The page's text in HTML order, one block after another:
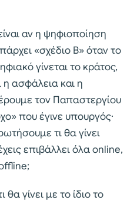
αν η ψηφιοποίηση
«σχέδιο Β» όταν το
γίνεται το κράτος,
η ασφάλεια και η
τον Παπαστεργίου
που έγινε υπουργός·
τι θα γίνει
επιβάλλει όλα online,
θα γίνει με το ίδιο το